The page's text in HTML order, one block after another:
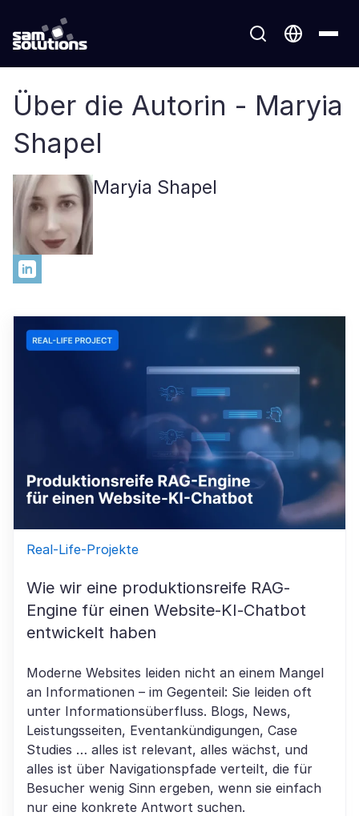
Über die Autorin - Maryia
Shapel
Maryia Shapel
Real-Life-Projekte
Wie wir eine produktionsreife RAG-
Engine für einen Website-KI-Chatbot
entwickelt haben
Moderne Websites leiden nicht an einem Mangel
an Informationen – im Gegenteil: Sie leiden oft
unter Informationsüberfluss. Blogs, News,
Leistungsseiten, Eventankündigungen, Case
Studies … alles ist relevant, alles wächst, und
alles ist über Navigationspfade verteilt, die für
Besucher wenig Sinn ergeben, wenn sie einfach
nur eine konkrete Antwort suchen.